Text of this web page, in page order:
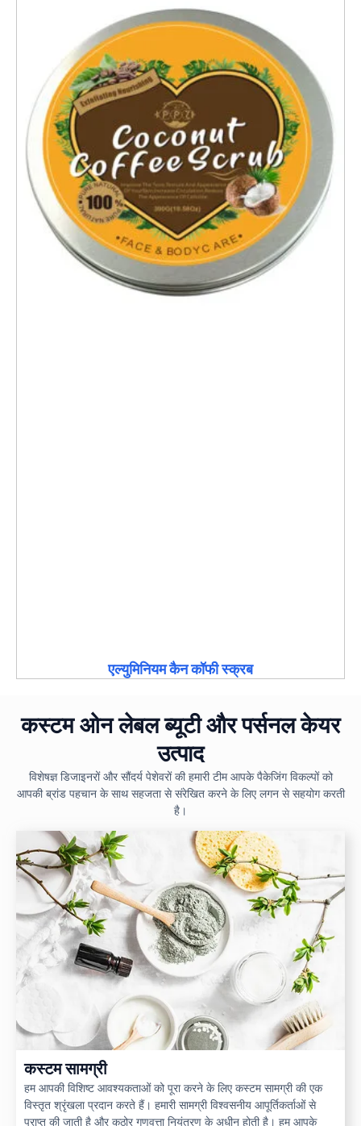
एल्युमिनियम कैन कॉफी स्क्रब
कस्टम ओन लेबल ब्यूटी और पर्सनल केयर
उत्पाद
विशेषज्ञ डिजाइनरों और सौंदर्य पेशेवरों की हमारी टीम आपके पैकेजिंग विकल्पों को
आपकी ब्रांड पहचान के साथ सहजता से संरेखित करने के लिए लगन से सहयोग करती
है।
कस्टम सामग्री
हम आपकी विशिष्ट आवश्यकताओं को पूरा करने के लिए कस्टम सामग्री की एक
विस्तृत श्रृंखला प्रदान करते हैं। हमारी सामग्री विश्वसनीय आपूर्तिकर्ताओं से
प्राप्त की जाती है और कठोर गुणवत्ता नियंत्रण के अधीन होती है। हम आपके